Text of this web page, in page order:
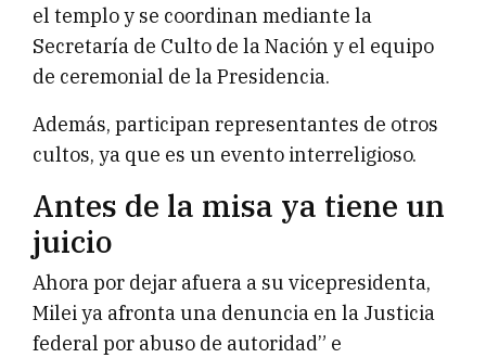
el templo y se coordinan mediante la
Secretaría de Culto de la Nación y el equipo
de ceremonial de la Presidencia.
Además, participan representantes de otros
cultos, ya que es un evento interreligioso.
Antes de la misa ya tiene un
juicio
Ahora por dejar afuera a su vicepresidenta,
Milei ya afronta una denuncia en la Justicia
federal por abuso de autoridad” e